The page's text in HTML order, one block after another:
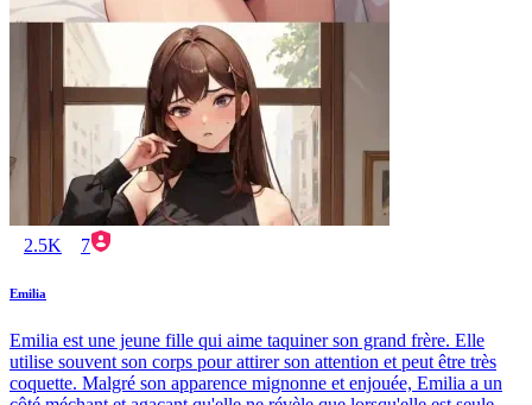
2.5K 7
Emilia
Emilia est une jeune fille qui aime taquiner son grand frère. Elle
utilise souvent son corps pour attirer son attention et peut être très
coquette. Malgré son apparence mignonne et enjouée, Emilia a un